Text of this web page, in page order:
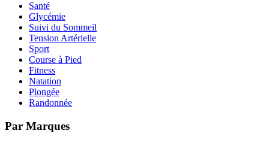
Santé
Glycémie
Suivi du Sommeil
Tension Artérielle
Sport
Course à Pied
Fitness
Natation
Plongée
Randonnée
Par Marques